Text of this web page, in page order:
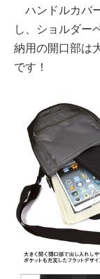
ハンドルカバ
し、ショルダー
納用の開口部は
です！